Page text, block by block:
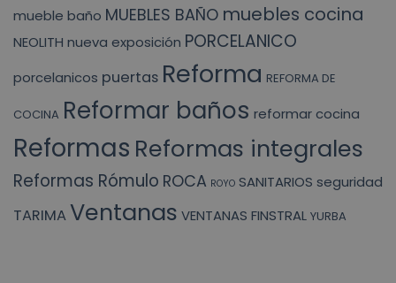
mueble baño MUEBLES BAÑO muebles cocina
NEOLITH nueva exposición PORCELANICO
porcelanicos puertas Reforma REFORMA DE
COCINA Reformar baños reformar cocina
Reformas Reformas integrales
Reformas Rómulo ROCA ROYO SANITARIOS seguridad
TARIMAVentanas VENTANAS FINSTRAL YURBA